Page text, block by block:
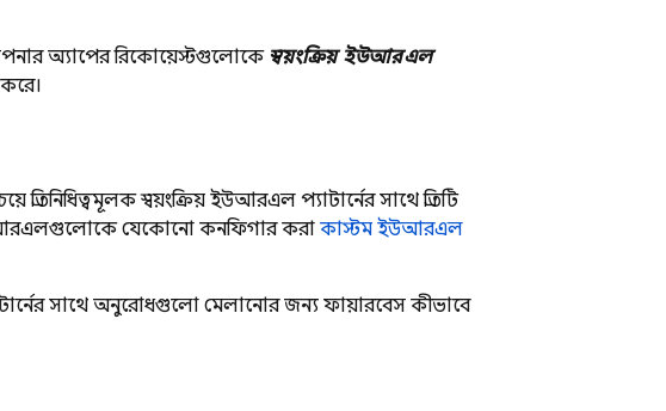
অ্যাপের রিকোয়েস্টগুলোকে স্বয়ংক্রিয় ইউআরএল
স্বয়ংক্রিয় ইউআরএল প্যাটার্নের সাথে প্রতিটি
যেকোনো কনফিগার করা কাস্টম ইউআরএল
সাথে অনুরোধগুলো মেলানোর জন্য ফায়ারবেস কীভাবে